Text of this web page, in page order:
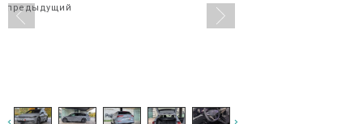
предыдущий